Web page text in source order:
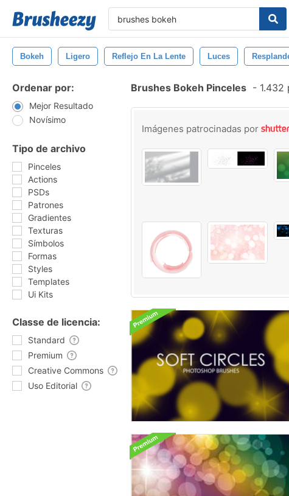
Bokeh Ligero Reflejo En La Lente Luces
Ordenar por:
Mejor Resultado
Novísimo
Tipo de archivo
Pinceles
Actions
PSDs
Patrones
Gradientes
Texturas
Símbolos
Formas
Styles
Templates
Ui Kits
Classe de licencia:
Standard
Premium
Creative Commons
Uso Editorial
Brushes Bokeh Pinceles - 1.432
Imágenes patrocinadas por